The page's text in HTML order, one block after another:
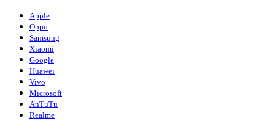
Apple
Oppo
Samsung
Xiaomi
Google
Huawei
Vivo
Microsoft
AnTuTu
Realme